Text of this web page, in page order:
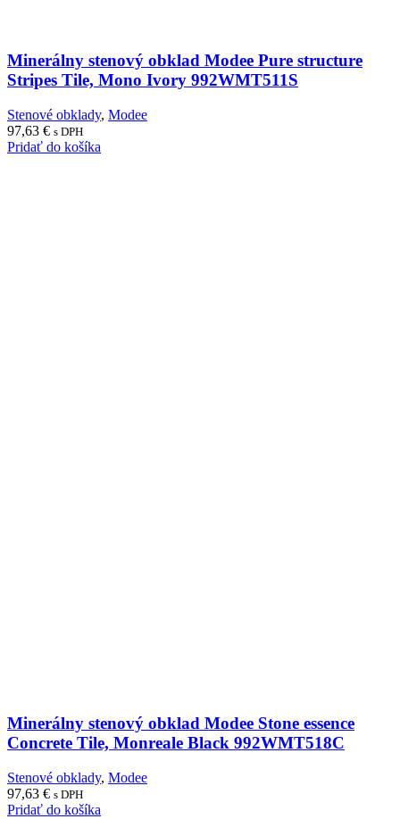
Minerálny stenový obklad Modee Pure structure
Stripes Tile, Mono Ivory 992WMT511S
Stenové obklady, Modee
97,63 € s DPH
Pridať do košíka
Minerálny stenový obklad Modee Stone essence
Concrete Tile, Monreale Black 992WMT518C
Stenové obklady, Modee
97,63 € s DPH
Pridať do košíka